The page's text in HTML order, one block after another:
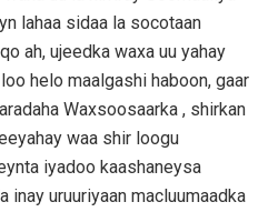
lahaa sidaa la socotaan
ah, ujeedka waxa uu yahay
helo maalgashi haboon, gaar
Waxsoosaarka , shirkan
waa shir loogu
iyadoo kaashaneysa
inay uruuriyaan macluumaadka